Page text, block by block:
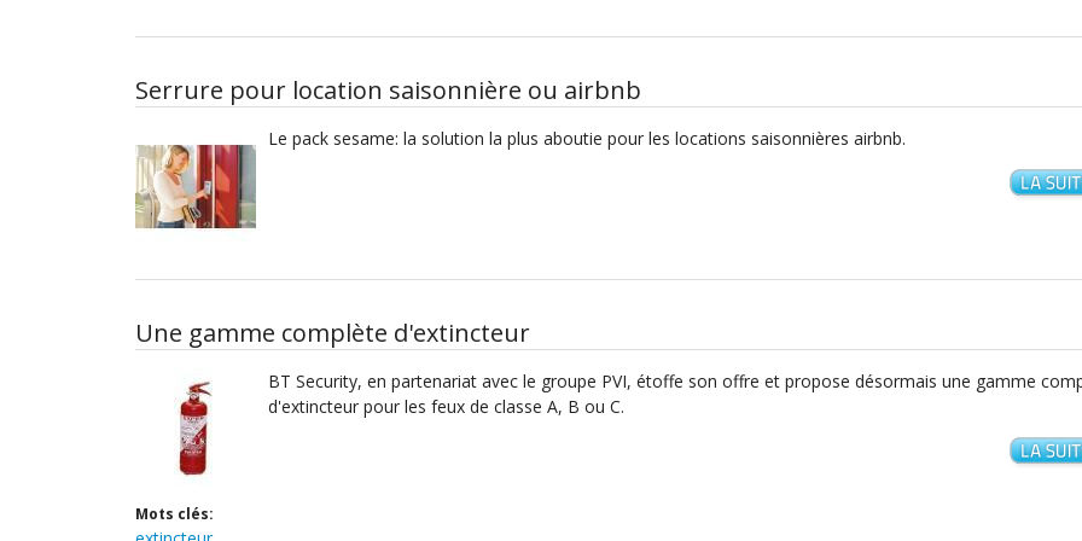
Serrure pour location saisonnière ou airbnb
Le pack sesame: la solution la plus aboutie pour les locations saisonnières airbnb.
Une gamme complète d'extincteur
BT Security, en partenariat avec le groupe PVI, étoffe son offre et propose désormais une gamme
d'extincteur pour les feux de classe A, B ou C.
Mots clés: